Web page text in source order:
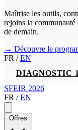
Maîtrise les outils,
rejoins la communauté
de demain.
→ Découvre le
FR / EN
DIAGNOSTIC
SFEIR 2026
FR / EN
Offres